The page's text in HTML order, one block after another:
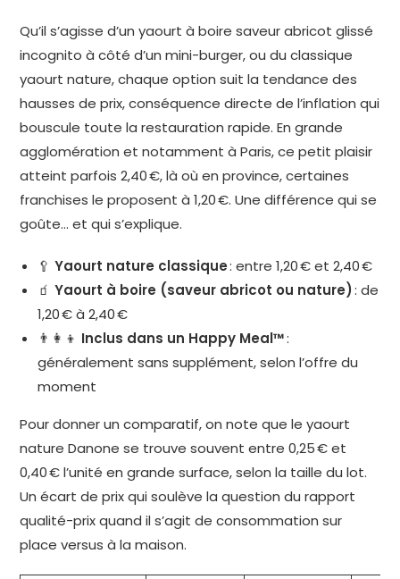
Qu’il s’agisse d’un yaourt à boire saveur abricot glissé
incognito à côté d’un mini-burger, ou du classique
yaourt nature, chaque option suit la tendance des
hausses de prix, conséquence directe de l’inflation qui
bouscule toute la restauration rapide. En grande
agglomération et notamment à Paris, ce petit plaisir
atteint parfois 2,40 €, là où en province, certaines
franchises le proposent à 1,20 €. Une différence qui se
goûte… et qui s’explique.
🥄Yaourt nature classique: entre 1,20 € et 2,40 €
🧃Yaourt à boire (saveur abricot ou nature): de
1,20 € à 2,40 €
👨‍👩‍👦 Inclus dans un Happy Meal™:
généralement sans supplément, selon l’offre du
moment
Pour donner un comparatif, on note que le yaourt
nature Danone se trouve souvent entre 0,25 € et
0,40 € l’unité en grande surface, selon la taille du lot.
Un écart de prix qui soulève la question du rapport
qualité-prix quand il s’agit de consommation sur
place versus à la maison.